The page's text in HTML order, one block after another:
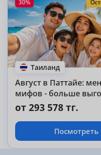
30%
Таиланд
Август в Паттайе:
мифов - больше
туров!
от 293 578 тг.
Посмотреть